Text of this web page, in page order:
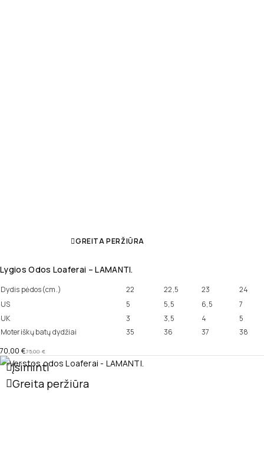
GREITA PERŽIŪRA
Lygios Odos Loaferai – LAMANTI.
Dydis pėdos(cm.) 22 22,5 23
24
US
5 5,5 6,5
7
UK
3 3,5 4
5
Moteriškų batų dydžiai
35 36 37 38
75,00€
70,00 €
Įsiminti
Greita peržiūra